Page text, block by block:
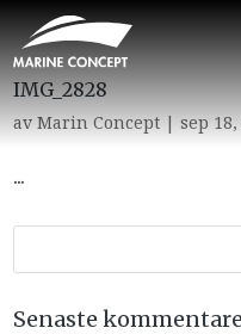
IMG_2828
avMarin Concept|sep
...
Senaste